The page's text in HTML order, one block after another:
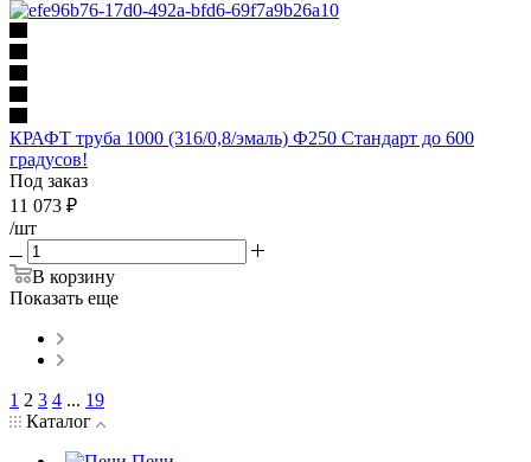
КРАФТ труба 1000 (316/0,8/эмаль) Ф250 Стандарт до 600
градусов!
Под заказ
11 073 ₽
/шт
В корзину
Показать еще
1 2 3 4 ... 19
Каталог